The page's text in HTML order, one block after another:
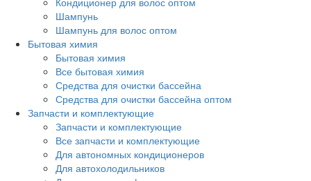
Шампунь
Шампунь для волос оптом
Бытовая химия
Бытовая химия
Все бытовая химия
Средства для очистки бассейна
Средства для очистки бассейна оптом
Запчасти и комплектующие
Запчасти и комплектующие
Все запчасти и комплектующие
Для автономных кондиционеров
Для автохолодильников